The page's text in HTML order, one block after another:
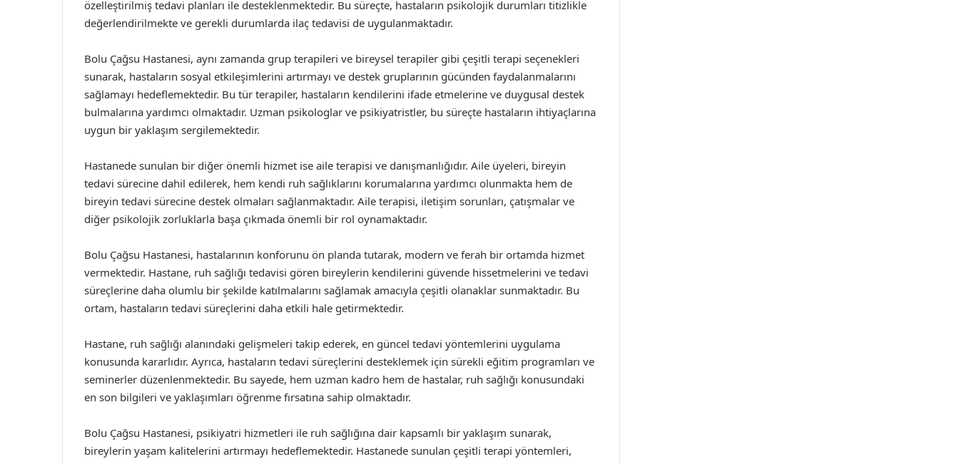
özelleştirilmiş tedavi planları ile desteklenmektedir. Bu süreçte, hastaların psikolojik durumları titizlikle
değerlendirilmekte ve gerekli durumlarda ilaç tedavisi de uygulanmaktadır.
Bolu Çağsu Hastanesi, aynı zamanda grup terapileri ve bireysel terapiler gibi çeşitli terapi seçenekleri
sunarak, hastaların sosyal etkileşimlerini artırmayı ve destek gruplarının gücünden faydalanmalarını
sağlamayı hedeflemektedir. Bu tür terapiler, hastaların kendilerini ifade etmelerine ve duygusal destek
bulmalarına yardımcı olmaktadır. Uzman psikologlar ve psikiyatristler, bu süreçte hastaların ihtiyaçlarına
uygun bir yaklaşım sergilemektedir.
Hastanede sunulan bir diğer önemli hizmet ise aile terapisi ve danışmanlığıdır. Aile üyeleri, bireyin
tedavi sürecine dahil edilerek, hem kendi ruh sağlıklarını korumalarına yardımcı olunmakta hem de
bireyin tedavi sürecine destek olmaları sağlanmaktadır. Aile terapisi, iletişim sorunları, çatışmalar ve
diğer psikolojik zorluklarla başa çıkmada önemli bir rol oynamaktadır.
Bolu Çağsu Hastanesi, hastalarının konforunu ön planda tutarak, modern ve ferah bir ortamda hizmet
vermektedir. Hastane, ruh sağlığı tedavisi gören bireylerin kendilerini güvende hissetmelerini ve tedavi
süreçlerine daha olumlu bir şekilde katılmalarını sağlamak amacıyla çeşitli olanaklar sunmaktadır. Bu
ortam, hastaların tedavi süreçlerini daha etkili hale getirmektedir.
Hastane, ruh sağlığı alanındaki gelişmeleri takip ederek, en güncel tedavi yöntemlerini uygulama
konusunda kararlıdır. Ayrıca, hastaların tedavi süreçlerini desteklemek için sürekli eğitim programları ve
seminerler düzenlenmektedir. Bu sayede, hem uzman kadro hem de hastalar, ruh sağlığı konusundaki
en son bilgileri ve yaklaşımları öğrenme fırsatına sahip olmaktadır.
Bolu Çağsu Hastanesi, psikiyatri hizmetleri ile ruh sağlığına dair kapsamlı bir yaklaşım sunarak,
bireylerin yaşam kalitelerini artırmayı hedeflemektedir. Hastanede sunulan çeşitli terapi yöntemleri,